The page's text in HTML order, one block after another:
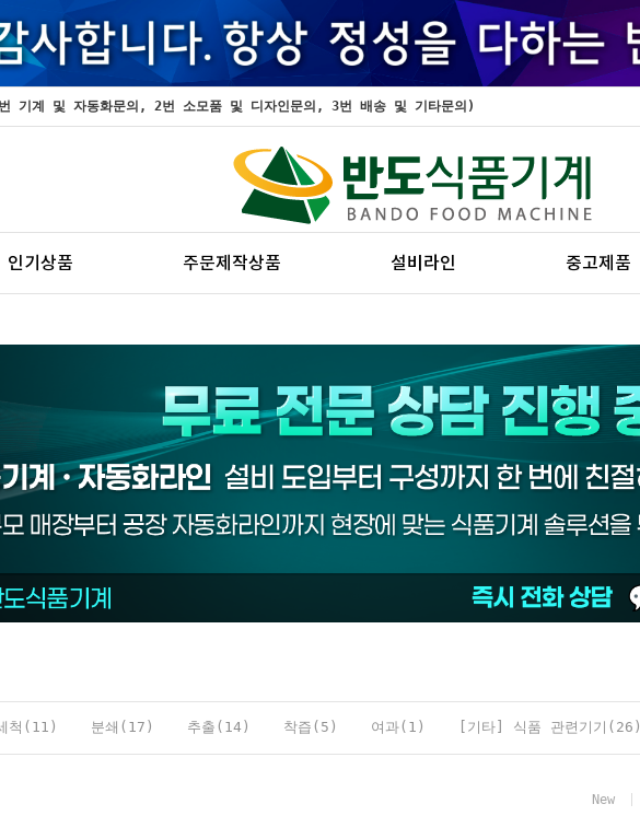
기계 및 자동화문의, 2번 소모품 및 디자인문의, 3번 배송 및 기타문의)
인기상품 주문제작상품 설비라인 중고제품
척(11) 분쇄(17) 추출(14) 착즙(5) 여과(1) [기타] 식품 관련기기(26)
New